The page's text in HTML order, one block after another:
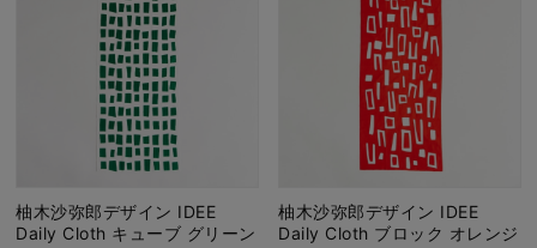
柚木沙弥郎デザイン IDEE
Daily Cloth キューブ グリーン
柚木沙弥郎デザイン IDEE
Daily Cloth ブロック オレンジ